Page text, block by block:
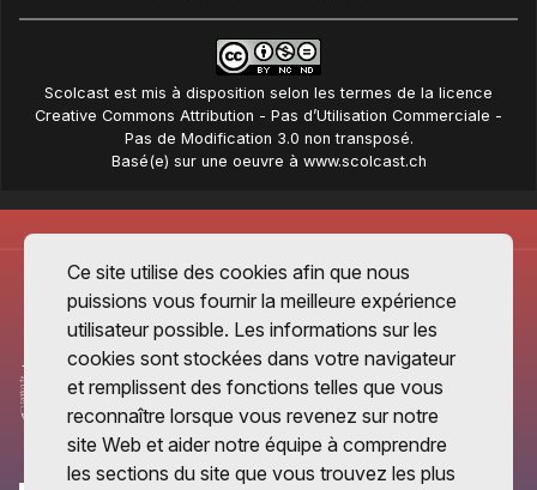
Scolcast est mis à disposition selon les termes de la licence
Creative Commons Attribution - Pas d’Utilisation Commerciale -
Pas de Modification 3.0 non transposé.
Basé(e) sur une oeuvre à www.scolcast.ch
Ce site utilise des cookies afin que nous
puissions vous fournir la meilleure expérience
utilisateur possible. Les informations sur les
cookies sont stockées dans votre navigateur
et remplissent des fonctions telles que vous
reconnaître lorsque vous revenez sur notre
site Web et aider notre équipe à comprendre
les sections du site que vous trouvez les plus